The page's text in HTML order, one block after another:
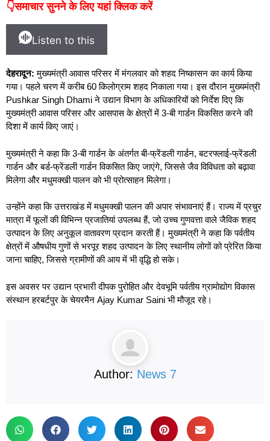
👇समाचार सुनने के लिए यहां क्लिक करें
Listen to this
देहरादून: मुख्यमंत्री आवास परिसर में मंगलवार को शहद निष्कासन का कार्य किया
गया। पहले चरण में करीब 60 किलोग्राम शहद निकाला गया। इस दौरान मुख्यमंत्री
Pushkar Singh Dhami ने उद्यान विभाग के अधिकारियों को निर्देश दिए कि
मुख्यमंत्री आवास परिसर और आसपास के क्षेत्रों में 3-बी गार्डन विकसित करने की
दिशा में कार्य किए जाएं।
मुख्यमंत्री ने कहा कि 3-बी गार्डन के अंतर्गत बी-फ्रेंडली गार्डन, बटरफ्लाई-फ्रेंडली
गार्डन और बर्ड-फ्रेंडली गार्डन विकसित किए जाएंगे, जिससे जैव विविधता को बढ़ावा
मिलेगा और मधुमक्खी पालन को भी प्रोत्साहन मिलेगा।
उन्होंने कहा कि उत्तराखंड में मधुमक्खी पालन की अपार संभावनाएं हैं। राज्य में प्रचुर
मात्रा में फूलों की विभिन्न प्रजातियां उपलब्ध हैं, जो उच्च गुणवत्ता वाले जैविक शहद
उत्पादन के लिए अनुकूल वातावरण प्रदान करती हैं। मुख्यमंत्री ने कहा कि पर्वतीय
क्षेत्रों में औषधीय गुणों से भरपूर शहद उत्पादन के लिए स्थानीय लोगों को प्रेरित किया
जाना चाहिए, जिससे ग्रामीणों की आय में भी वृद्धि हो सके।
इस अवसर पर उद्यान प्रभारी दीपक पुरोहित और देवभूमि पर्वतीय ग्रामोद्योग विकास
संस्थान हरबर्टपुर के चेयरमैन Ajay Kumar Saini भी मौजूद रहे।
Author: News 7